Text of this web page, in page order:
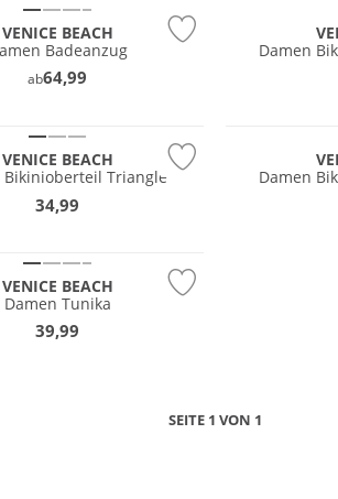
VENICE BEACH
Badeanzug
ab64,99
Damen
VENICE BEACH
Bikinioberteil Triangle
34,99
Damen
VENICE BEACH
Damen Tunika
39,99
SEITE 1 VON 1